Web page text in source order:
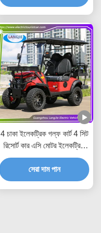
4 চাকা ইলেকট্রিক গল্ফ কার্ট 4 সিট
রিসোর্ট কার এসি মোটর ইলেকট্রিক
গাড়ি হোটেলের জন্য ট্যুর
সেরা দাম পান